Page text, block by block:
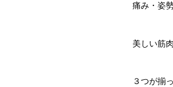
痛み・姿
美しい筋
３つが揃